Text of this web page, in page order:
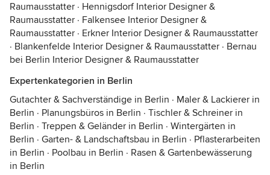
Raumausstatter · Hennigsdorf Interior Designer &
Raumausstatter · Falkensee Interior Designer &
Raumausstatter · Erkner Interior Designer & Raumausstatter
· Blankenfelde Interior Designer & Raumausstatter · Bernau
bei Berlin Interior Designer & Raumausstatter
Expertenkategorien in Berlin
Gutachter & Sachverständige in Berlin · Maler & Lackierer in
Berlin · Planungsbüros in Berlin · Tischler & Schreiner in
Berlin · Treppen & Geländer in Berlin · Wintergärten in
Berlin · Garten- & Landschaftsbau in Berlin · Pflasterarbeiten
in Berlin · Poolbau in Berlin · Rasen & Gartenbewässerung
in Berlin